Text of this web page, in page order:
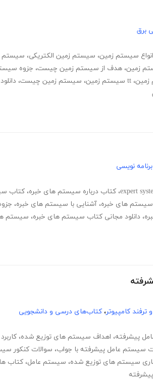
برق
انواع سیستم زمین، سیستم زمین الکتریکی، سیستم
زمین، هدف از سیستم زمین چیست، جزوه
، tt سیستم زمین ، سیستم زمین چیست، دانلود pdf کتاب سیستم زمین
نویسی
، کتاب درباره سیستم های خبره، کتاب
سیستم های خبره، آشنایی با سیستم های خبره،
، دانلود مجانی کتاب سیستم های خبره، سیستم
کامپیوتر، کتاب‌های درسی و دانشجویی
پیشرفته، اهداف سیستم های توزیع شده،
سیستم عامل پیشرفته با جواب، سوالات کنکور
سیستم های توزیع شده، سیستم عامل، کتاب